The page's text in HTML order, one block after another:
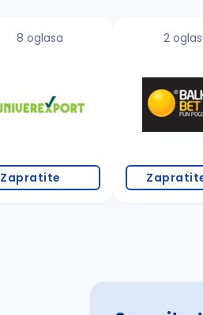
proverite pravopisne greške
povećajte radijus za odabrani
8 oglasa
Zapratite
2